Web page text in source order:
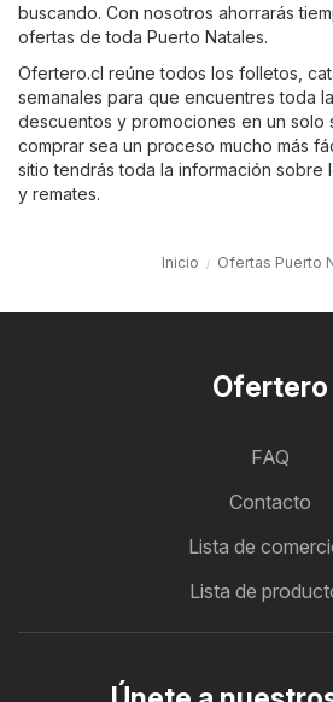
buscando. Con nosotros ahorrarás
ofertas de toda Puerto Natales.
Ofertero.cl reúne todos los folletos,
semanales para que encuentres toda
descuentos y promociones en un solo
comprar sea un proceso mucho más
sitio tendrás toda la información sobre
y remates.
Inicio Ofertas Puerto
Ofertero
FAQ
Contacto
Lista de
Lista de